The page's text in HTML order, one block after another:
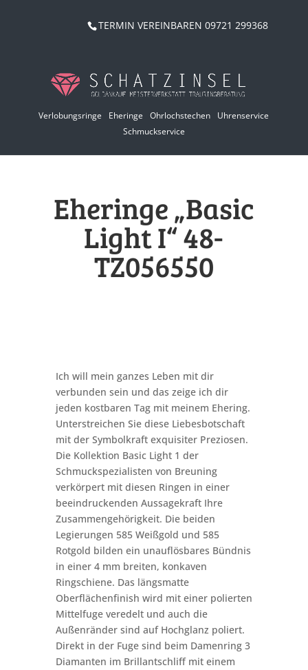
TERMIN VEREINBAREN 09721 299368
Verlobungsringe Eheringe Ohrlochstechen
Uhrenservice
Schmuckservice
Eheringe „Basic
Light I“ 48-
TZ056550
Ich will mein ganzes Leben mit dir
verbunden sein und das zeige ich dir
jeden kostbaren Tag mit meinem Ehering.
Unterstreichen Sie diese Liebesbotschaft
mit der Symbolkraft exquisiter Preziosen.
Die Kollektion Basic Light 1 der
Schmuckspezialisten von Breuning
verkörpert mit diesen Ringen in einer
beeindruckenden Aussagekraft Ihre
Zusammengehörigkeit. Die beiden
Legierungen 585 Weißgold und 585
Rotgold bilden ein unauflösbares Bündnis
in einer 4 mm breiten, konkaven
Ringschiene. Das längsmatte
Oberflächenfinish wird mit einer polierten
Mittelfuge veredelt und auch die
Außenränder sind auf Hochglanz poliert.
Direkt in der Fuge sind beim Damenring 3
Diamanten im Brillantschliff mit einem